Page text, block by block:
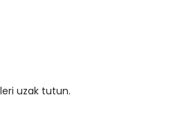
uzak tutun.